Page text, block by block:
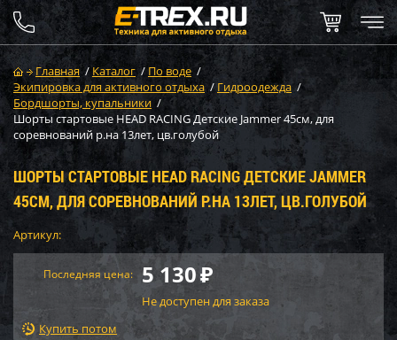
Главная / Каталог / По воде /
Экипировка для активного отдыха / Гидроодежда /
Бордшорты, купальники /
Шорты стартовые HEAD RACING Детские Jammer 45см, для
соревнований р.на 13лет, цв.голубой
ШОРТЫ СТАРТОВЫЕ HEAD RACING ДЕТСКИЕ JAMMER
45СМ, ДЛЯ СОРЕВНОВАНИЙ Р.НА 13ЛЕТ, ЦВ.ГОЛУБОЙ
Артикул:
Последняя цена: 5 130₽
Не доступен для заказа
Купить потом